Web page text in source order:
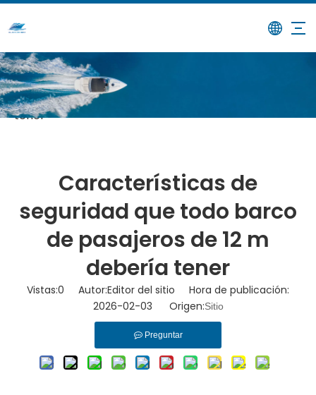
Hogar / Noticias
que todo barco de pasajeros de 12 m debería
tener
Características de
seguridad que todo barco
de pasajeros de 12 m
debería tener
Vistas:0 Autor:Editor del sitio Hora de publicación:
2026-02-03 Origen:Sitio
Preguntar